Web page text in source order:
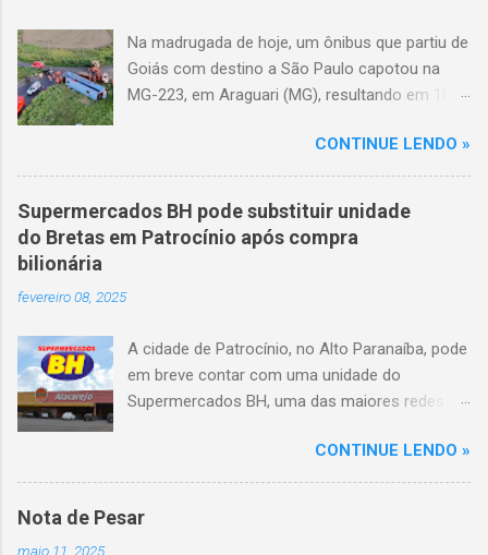
Na madrugada de hoje, um ônibus que partiu de
Goiás com destino a São Paulo capotou na
MG-223, em Araguari (MG), resultando em 10
volta das 3h40, próximo ao trevo de Queixinho,
quando o motorista perdeu o controle do
veículo, atravessou o canteiro central e
capotou em uma alça de acesso. Entre as
vítimas fatais, há duas crianças de
CONTINUE LENDO »
Supermercados BH pode substituir unidade
do Bretas em Patrocínio após compra
bilionária
fevereiro 08, 2025
A cidade de Patrocínio, no Alto Paranaíba, pode
em breve contar com uma unidade do
Supermercados BH, uma das maiores redes do
o braço mineiro da rede Bretas por R$ 716
milhões, conforme anunciado na última sexta-
CONTINUE LENDO »
Nota de Pesar
maio 11, 2025